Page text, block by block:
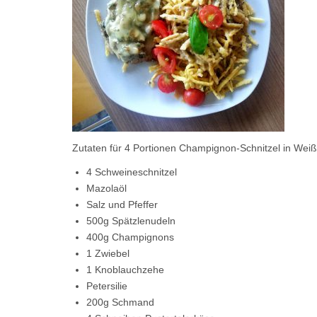
Zutaten für 4 Portionen Champignon-Schnitzel in
4 Schweineschnitzel
Mazolaöl
Salz und Pfeffer
500g Spätzlenudeln
400g Champignons
1 Zwiebel
1 Knoblauchzehe
Petersilie
200g Schmand